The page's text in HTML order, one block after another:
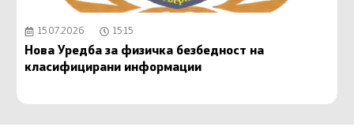
15.07.2026 15:15
Нова Уредба за физичка безбедност на
класифицирани информации